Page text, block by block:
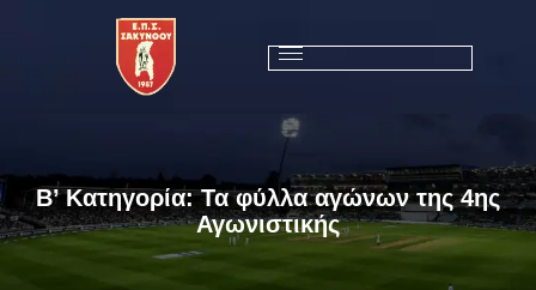
Β’ Κατηγορία: Τα φύλλα αγώνων της 4ης
Αγωνιστικής